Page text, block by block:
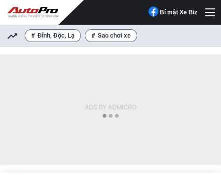
Bí mật Xe Biz
Đỉnh, Độc, Lạ Sao chơi xe